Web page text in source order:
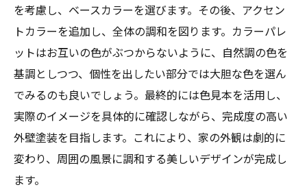
を考慮し、ベースカラーを選びます。その後、アクセン
トカラーを追加し、全体の調和を図ります。カラーパレ
ットはお互いの色がぶつからないように、自然調の色を
基調としつつ、個性を出したい部分では大胆な色を選ん
でみるのも良いでしょう。最終的には色見本を活用し、
実際のイメージを具体的に確認しながら、完成度の高い
外壁塗装を目指します。これにより、家の外観は劇的に
変わり、周囲の風景に調和する美しいデザインが完成し
ます。